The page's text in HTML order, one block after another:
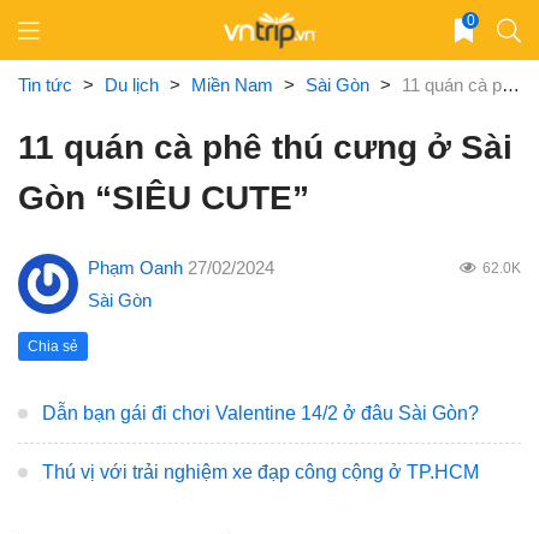
content
0
Tin tức > Du lịch > Miền Nam > Sài Gòn > 11 quán cà phê thú cưng ở Sài Gòn “SIÊU CUTE”
11 quán cà phê thú cưng ở Sài
Gòn “SIÊU CUTE”
Phạm Oanh 27/02/2024 62.0K
Sài Gòn
Chia sẻ
Dẫn bạn gái đi chơi Valentine 14/2 ở đâu Sài Gòn?
Thú vị với trải nghiệm xe đạp công cộng ở TP.HCM